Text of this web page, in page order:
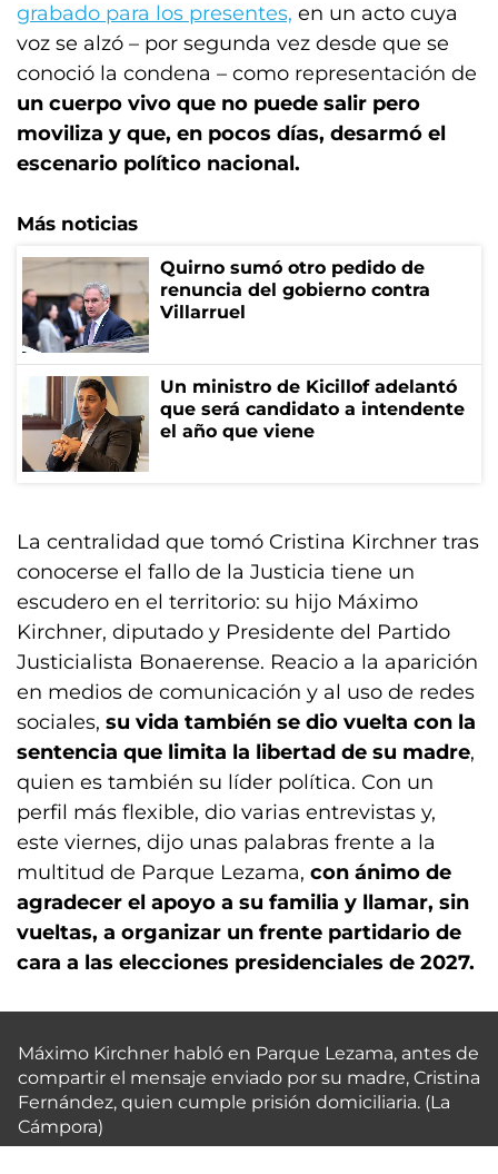
grabado para los presentes, en un acto cuya
voz se alzó – por segunda vez desde que se
conoció la condena – como representación de
un cuerpo vivo que no puede salir pero
moviliza y que, en pocos días, desarmó el
escenario político nacional.
Más noticias
Quirno sumó otro pedido de
renuncia del gobierno contra
Villarruel
Un ministro de Kicillof adelantó
que será candidato a intendente
el año que viene
La centralidad que tomó Cristina Kirchner tras
conocerse el fallo de la Justicia tiene un
escudero en el territorio: su hijo Máximo
Kirchner, diputado y Presidente del Partido
Justicialista Bonaerense. Reacio a la aparición
en medios de comunicación y al uso de redes
sociales, su vida también se dio vuelta con la
sentencia que limita la libertad de su madre,
quien es también su líder política. Con un
perfil más flexible, dio varias entrevistas y,
este viernes, dijo unas palabras frente a la
multitud de Parque Lezama, con ánimo de
agradecer el apoyo a su familia y llamar, sin
vueltas, a organizar un frente partidario de
cara a las elecciones presidenciales de 2027.
Máximo Kirchner habló en Parque Lezama, antes de
compartir el mensaje enviado por su madre, Cristina
Fernández, quien cumple prisión domiciliaria. (La
Cámpora)